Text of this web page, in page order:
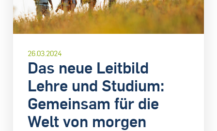
26.03.2024
Das neue Leitbild
Lehre und Studium:
Gemeinsam für die
Welt von morgen